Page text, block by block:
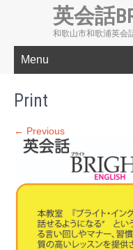
英会話
和歌山市和歌浦英会
Menu
Print
← Previous